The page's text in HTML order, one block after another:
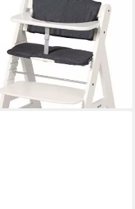
- White, Holz Babystuhl ab
Essbrett